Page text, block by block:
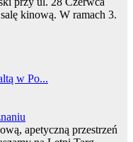
kinową. W ramach 3.
w Po...
apetyczną przestrzeń